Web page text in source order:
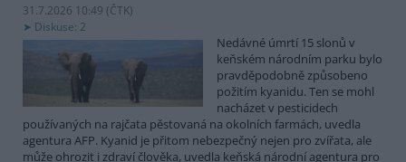
31.7.2026 10:49 (ČTK)
Diskuse: 2
Nedávné úmrtí 15 slonů v
keňském národním parku bylo
pravděpodobně způsobeno
požitím kyanidu. Ten se mohl
nacházet v pesticidech
používaných na rajčata pěstovaná na okolních farmách, uvedla
agentura AFP. Kyanid je přitom nebezpečný nejen pro zvířata, ale
může ohrozit i zdraví člověka, uvedla keňská národní agentura pro